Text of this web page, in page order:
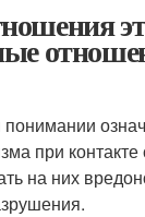
при контакте
на них